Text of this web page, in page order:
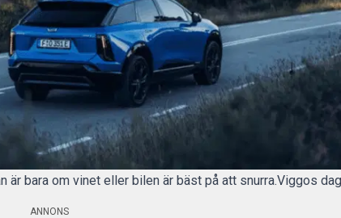
är bara om vinet eller bilen är bäst på att snurra.Viggos
ANNONS